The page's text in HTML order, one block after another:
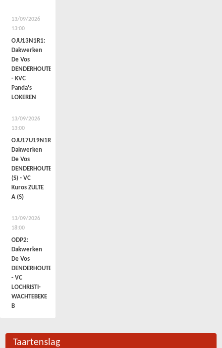
13/09/2026
13:00
OJU13N1R1:
Dakwerken
De Vos
DENDERHOUTEM
- KVC
Panda's
LOKEREN
13/09/2026
13:00
OJU17U19N1R1a:
Dakwerken
De Vos
DENDERHOUTEM
(S) - VC
Kuros ZULTE
A (S)
13/09/2026
18:00
ODP2:
Dakwerken
De Vos
DENDERHOUTEM
- VC
LOCHRISTI-
WACHTEBEKE
B
Taartenslag